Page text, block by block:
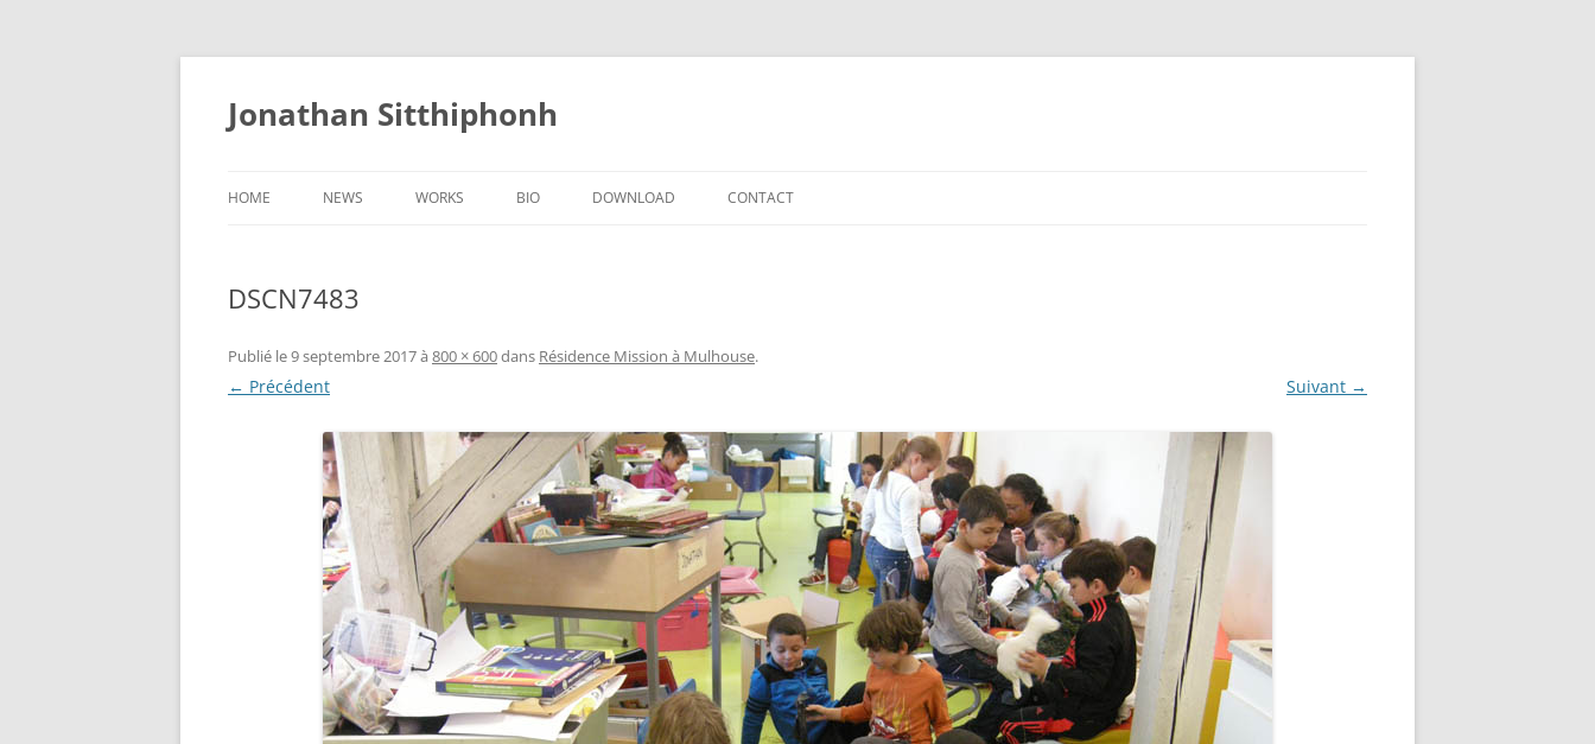
Aller
Jonathan Sitthiphonh
HOME NEWS WORKS
CHRYSALIDE
COCON
BUDDHA’S PALM
NEZHA
MAIN D’OEUVRE
À QUATRE PATTES 2/2
À QUATRE PATTES 1/2
BIO DOWNLOAD CONTACT
DSCN7483
Publié le9 septembre 2017à 800 × 600dans Résidence Mission à Mulhouse.
← Précédent Suivant →